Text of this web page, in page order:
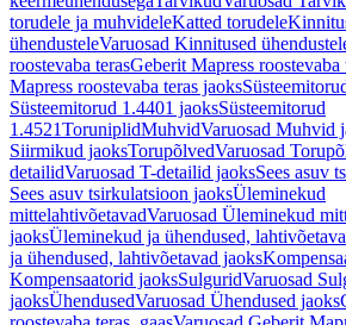
torudele ja muhvideleKatted torudele
ühendusteleVaruosad Kinnitused
roostevaba terasGeberit Mapress roostevaba
Mapress roostevaba teras jaoks
Süsteemitorud 1.4401 jaoksSüsteemitorud
1.4521ToruniplidMuhvidVaruosad Muhvid
Siirmikud jaoksTorupõlvedVaruosad
detailidVaruosad T-detailid jaoksSees asuv
Sees asuv tsirkulatsioon jaoksÜleminekud
mittelahtivõetavadVaruosad Üleminekud
jaoksÜleminekud ja ühendused,
ja ühendused, lahtivõetavad jaoks
Kompensaatorid jaoksSulguridVaruosad
jaoksÜhendusedVaruosad Ühendused jaoks